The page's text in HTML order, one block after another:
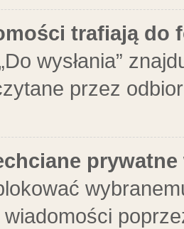
trafiają do
wysłania”
przez